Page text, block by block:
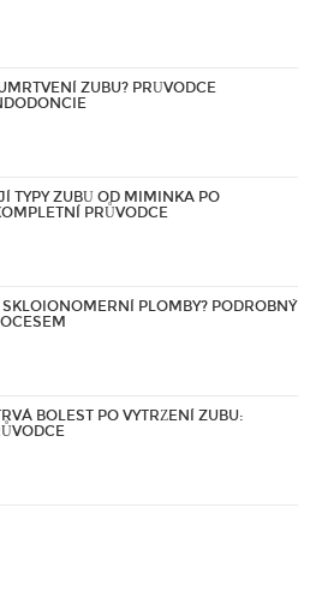
ZUBU? PRŮVODCE
TYPY ZUBŮ OD MIMINKA PO
PRŮVODCE
PLOMBY? PODROBNÝ
BOLEST PO VYTRŽENÍ ZUBU: